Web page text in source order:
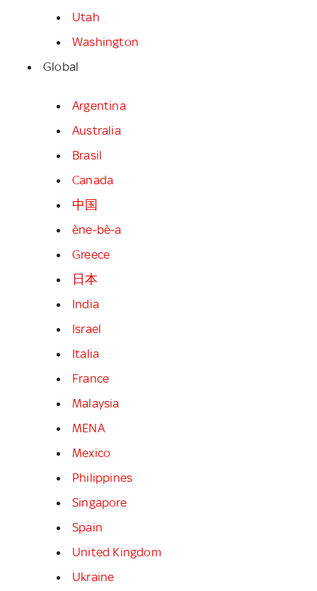
Utah
Washington
Global
Argentina
Australia
Brasil
Canada
中国
ène-bè-a
Greece
日本
India
Israel
Italia
France
Malaysia
MENA
Mexico
Philippines
Singapore
Spain
United Kingdom
Ukraine